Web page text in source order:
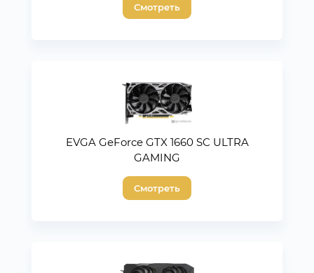
Смотреть
EVGA GeForce GTX 1660 SC ULTRA
GAMING
Смотреть